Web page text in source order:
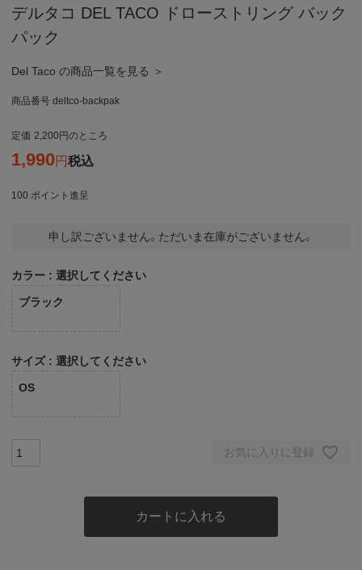
デルタコ DEL TACO ドローストリング バック
パック
Del Taco の商品一覧を見る ＞
商品番号 deltco-backpak
定価 2,200 のところ
1,990 税込
100 ポイント進呈
申し訳ございません。ただいま在庫がございません。
カラー 選択してください
ブラック
サイズ 選択してください
OS
お気に入りに登録
カートに入れる